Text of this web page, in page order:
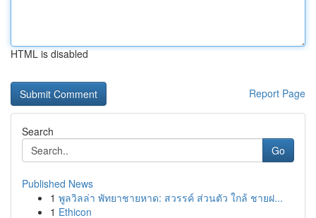
HTML is disabled
Report Page
Search
Go
Published News
1 พูลวิลล่า พัทยาชายหาด: สวรรค์ ส่วนตัว ใกล้ ชายฝ...
1 Ethicon